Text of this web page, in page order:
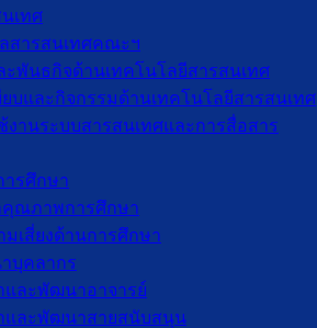
เทศ
สารสนเทศคณะฯ
ะพันธกิจด้านเทคโนโลยีสารสนเทศ
ยบและกิจกรรมด้านเทคโนโลยีสารสนเทศ
งานระบบสารสนเทศและการสื่อสาร
รศึกษา
ณภาพการศึกษา
มเสี่ยงด้านการศึกษา
บุคลากร
และพัฒนาอาจารย์
และพัฒนาสายสนับสนุน